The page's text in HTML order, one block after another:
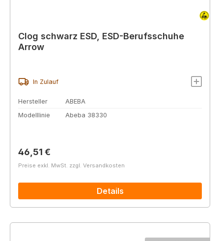
Clog schwarz ESD, ESD-Berufsschuhe
Arrow
In Zulauf
Hersteller
ABEBA
Modelllinie
Abeba 38330
Regulärer Preis:
46,51 €
Preise exkl. MwSt. zzgl. Versandkosten
Details